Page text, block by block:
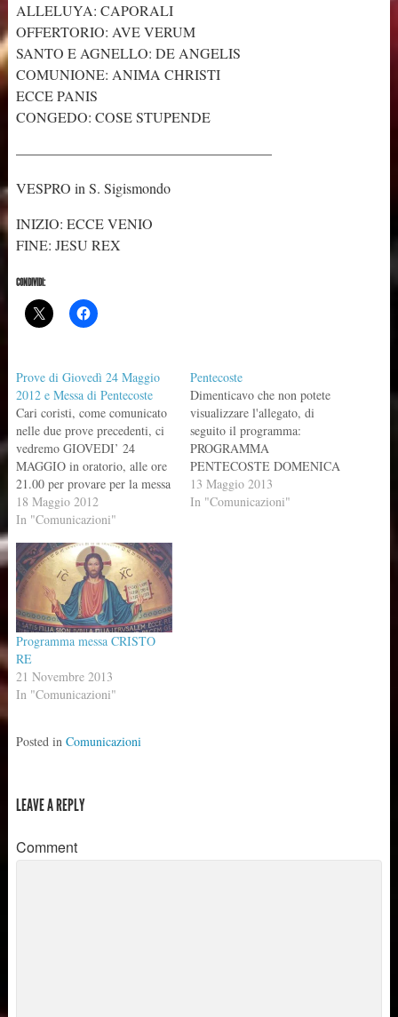
ALLELUYA: CAPORALI
OFFERTORIO: AVE VERUM
SANTO E AGNELLO: DE ANGELIS
COMUNIONE: ANIMA CHRISTI
ECCE PANIS
CONGEDO: COSE STUPENDE
——————————————————
VESPRO in S. Sigismondo
INIZIO: ECCE VENIO
FINE: JESU REX
CONDIVIDI:
Prove di Giovedì 24 Maggio
2012 e Messa di Pentecoste
Cari coristi, come comunicato
nelle due prove precedenti, ci
vedremo GIOVEDI’ 24
MAGGIO in oratorio, alle ore
21.00 per provare per la messa
di Pentecoste. Il programma è
quello di seguito. Per quanto
don Angelo, più o meno a tutti
va bene DOMENICA 10…
18 Maggio 2012
In "Comunicazioni"
Pentecoste
Dimenticavo che non potete
visualizzare l'allegato, di
seguito il programma:
PROGRAMMA
PENTECOSTE DOMENICA
19 MAGGIO ORE 11.00
INGRESSO: LO SPIRITO
13 Maggio 2013
In "Comunicazioni"
Programma messa CRISTO
RE
21 Novembre 2013
In "Comunicazioni"
Posted in Comunicazioni
LEAVE A REPLY
Comment